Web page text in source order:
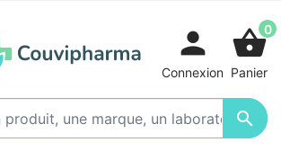

person
Connexion
shopping_basket0
Panier